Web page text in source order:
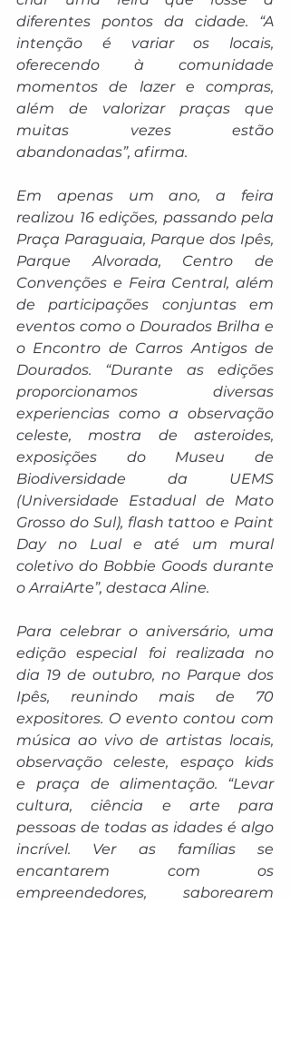
diferentes pontos da cidade. “A
intenção é variar os locais,
oferecendo à comunidade
momentos de lazer e compras,
além de valorizar praças que
muitas vezes estão
abandonadas”, afirma.
Em apenas um ano, a feira
realizou 16 edições, passando pela
Praça Paraguaia, Parque dos Ipês,
Parque Alvorada, Centro de
Convenções e Feira Central, além
de participações conjuntas em
eventos como o Dourados Brilha e
o Encontro de Carros Antigos de
Dourados. “Durante as edições
proporcionamos diversas
experiencias como a observação
celeste, mostra de asteroides,
exposições do Museu de
Biodiversidade da UEMS
(Universidade Estadual de Mato
Grosso do Sul), flash tattoo e Paint
Day no Lual e até um mural
coletivo do Bobbie Goods durante
o ArraiArte”, destaca Aline.
Para celebrar o aniversário, uma
edição especial
foi realizada no
dia 19 de outubro, no Parque dos
Ipês, reunindo mais de 70
expositores. O evento contou com
música ao vivo de artistas locais,
observação celeste, espaço kids
e
praça de alimentação. “Levar
cultura, ciência e arte para
pessoas de todas as idades é algo
incrível. Ver as famílias se
encantarem com os
empreendedores, saborearem